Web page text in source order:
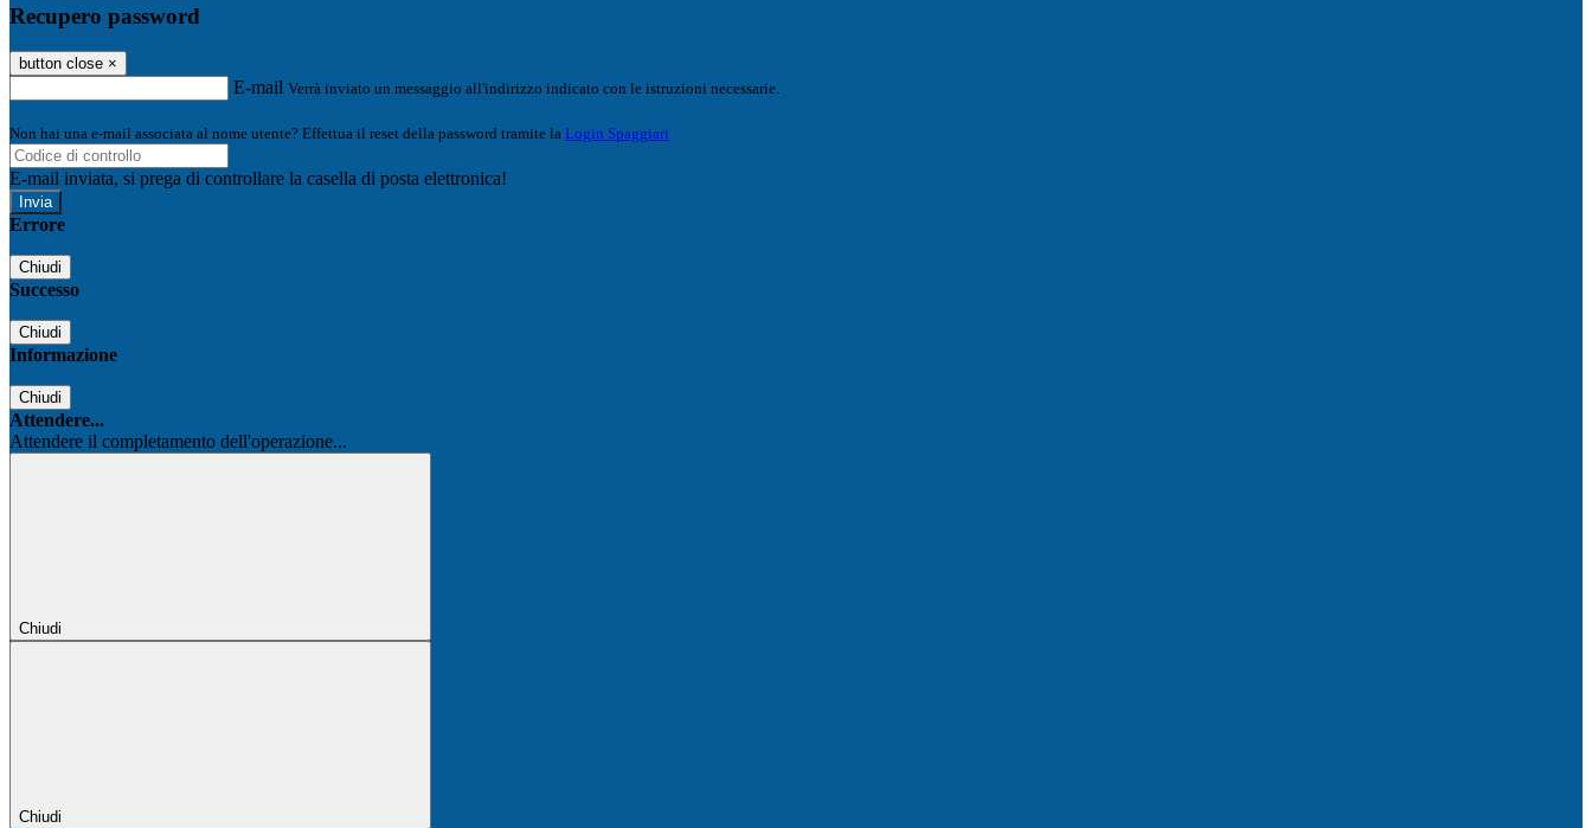
Recupero password
button close ×
E-mail Verrà inviato un messaggio all'indirizzo indicato con le istruzioni necessarie.
Non hai una e-mail associata al nome utente? Effettua il reset della password tramite la Login Spaggiari
E-mail inviata, si prega di controllare la casella di posta elettronica!
Errore
Chiudi
Successo
Chiudi
Informazione
Chiudi
Attendere...
Attendere il completamento dell'operazione...
Chiudi
Chiudi